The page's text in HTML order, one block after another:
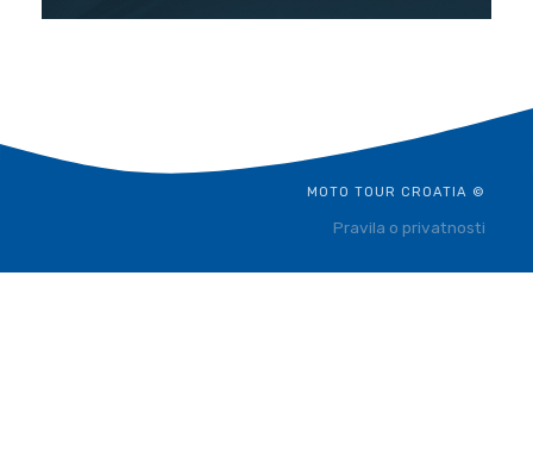
MOTO TOUR CROATIA ©
Pravila o privatnosti